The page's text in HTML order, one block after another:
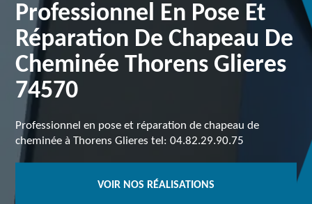
Professionnel En Pose Et
Réparation De Chapeau De
Cheminée Thorens Glieres
74570
Professionnel en pose et réparation de chapeau de
cheminée à Thorens Glieres tel: 04.82.29.90.75
VOIR NOS RÉALISATIONS